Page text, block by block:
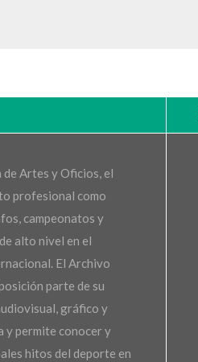
de Artes y Oficios, el
profesional como
campeonatos y
alto nivel en el
El Archivo
parte de su
gráfico y
y permite conocer y
hitos del deporte en